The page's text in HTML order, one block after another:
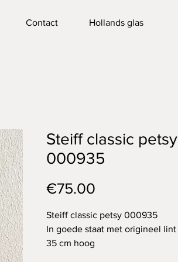
Contact Hollands glas
Steiff classic petsy
000935
€75.00
Steiff classic petsy 000935
In goede staat met origineel lint
35 cm hoog